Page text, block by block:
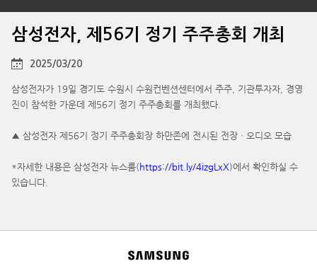
삼성전자, 제56기 정기 주주총회 개최
2025/03/20
삼성전자가 19일 경기도 수원시 수원컨벤션센터에서 주주, 기관투자자, 경영
진이 참석한 가운데 제56기 정기 주주총회를 개최했다.
▲ 삼성전자 제56기 정기 주주총회장 하만존에 전시된 전장ㆍ오디오 모습
*자세한 내용은 삼성전자 뉴스룸(https://bit.ly/4izgLxX)에서 확인하실 수
있습니다.